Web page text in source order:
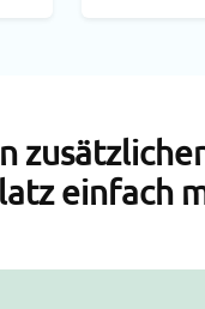
einfach